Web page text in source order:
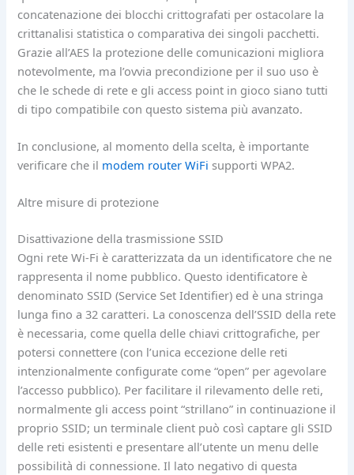
concatenazione dei blocchi crittografati per ostacolare la
crittanalisi statistica o comparativa dei singoli pacchetti.
Grazie all’AES la protezione delle comunicazioni migliora
notevolmente, ma l’ovvia precondizione per il suo uso è
che le schede di rete e gli access point in gioco siano tutti
di tipo compatibile con questo sistema più avanzato.
In conclusione, al momento della scelta, è importante
verificare che il modem router WiFi supporti WPA2.
Altre misure di protezione
Disattivazione della trasmissione SSID
Ogni rete Wi-Fi è caratterizzata da un identificatore che ne
rappresenta il nome pubblico. Questo identificatore è
denominato SSID (Service Set Identifier) ed è una stringa
lunga fino a 32 caratteri. La conoscenza dell’SSID della rete
è necessaria, come quella delle chiavi crittografiche, per
potersi connettere (con l’unica eccezione delle reti
intenzionalmente configurate come “open” per agevolare
l’accesso pubblico). Per facilitare il rilevamento delle reti,
normalmente gli access point “strillano” in continuazione il
proprio SSID; un terminale client può così captare gli SSID
delle reti esistenti e presentare all’utente un menu delle
possibilità di connessione. Il lato negativo di questa